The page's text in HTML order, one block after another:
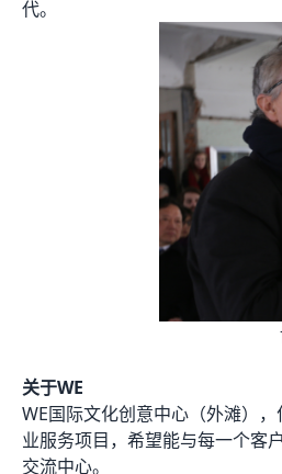
代。
关于WE
WE国际文化创意中心（外滩）
业服务项目，希望能与每一个客
交流中心。